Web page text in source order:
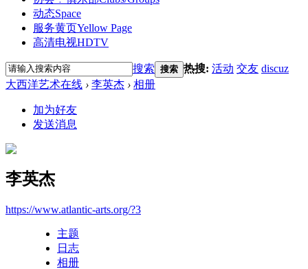
动态Space
服务黄页Yellow Page
高清电视HDTV
搜索 搜索 热搜: 活动 交友 discuz
大西洋艺术在线 › 李英杰 › 相册
加为好友
发送消息
李英杰
https://www.atlantic-arts.org/?3
主题
日志
相册